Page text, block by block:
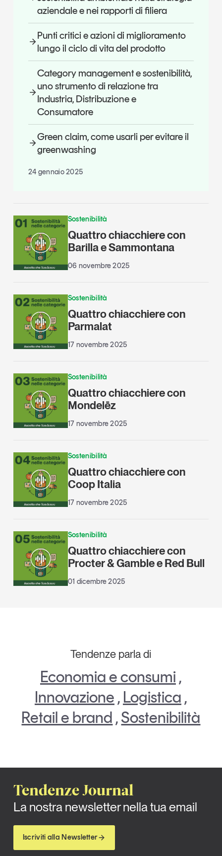
aziendale e nei rapporti di filiera
Punti critici e azioni di miglioramento
lungo il ciclo di vita del prodotto
Category management e sostenibilità,
uno strumento di relazione tra
Industria, Distribuzione e
Consumatore
Green claim, come usarli per evitare il
greenwashing
24 gennaio 2025
Sostenibilità
Quattro chiacchiere con
Barilla e Sammontana
06 novembre 2025
Sostenibilità
Quattro chiacchiere con
Parmalat
17 novembre 2025
Sostenibilità
Quattro chiacchiere con
Mondelēz
17 novembre 2025
Sostenibilità
Quattro chiacchiere con
Coop Italia
17 novembre 2025
Sostenibilità
Quattro chiacchiere con
Procter & Gamble e Red Bull
01 dicembre 2025
Tendenze parla di
Economia e consumi ,
Innovazione , Logistica ,
Retail e brand ,Sostenibilità
Tendenze Journal
La nostra newsletter nella tua email
Iscriviti alla Newsletter